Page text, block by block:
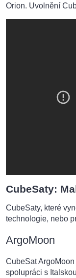
Orion. Uvolnění
CubeSaty:
CubeSaty, které
technologie, nebo
ArgoMoon
CubeSat
spolupráci s